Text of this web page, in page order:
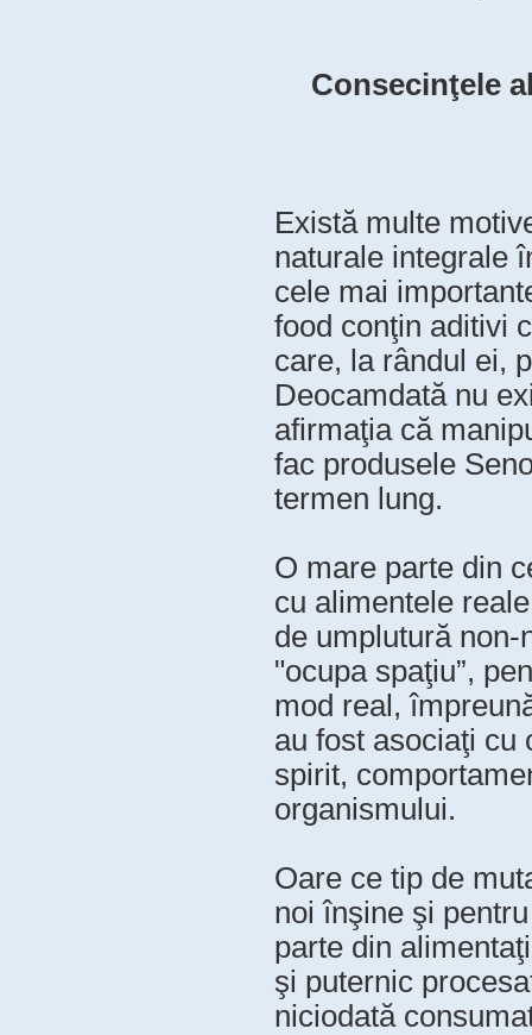
Consecinţele
Există multe
naturale integrale
cele mai
food conţin aditivi
care, la rândul ei,
Deocamdată nu
afirmaţia că
fac produsele
termen lung.
O mare parte din
cu alimentele
de umplutură
"ocupa spaţiu”,
mod real,
au fost asociaţi cu
spirit,
organismului.
Oare ce tip de
noi înşine şi
parte din
şi puternic
niciodată